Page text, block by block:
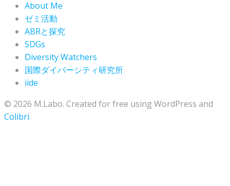
About Me
ゼミ活動
ABRと探究
SDGs
Diversity Watchers
国際ダイバーシティ研究所
iide
© 2026 M.Labo. Created for free using WordPress and
Colibri